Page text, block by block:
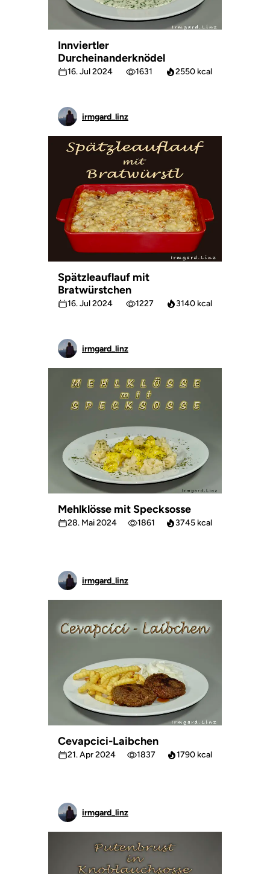
Innviertler
Durcheinanderknödel
16. Jul 2024 1631 2550 kcal
irmgard_linz
Spätzleauflauf mit
Bratwürstchen
16. Jul 2024 1227 3140 kcal
irmgard_linz
Mehlklösse mit Specksosse
28. Mai 2024 1861 3745 kcal
irmgard_linz
Cevapcici-Laibchen
21. Apr 2024 1837 1790 kcal
irmgard_linz